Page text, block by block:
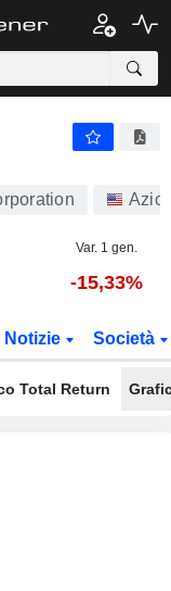
Var. 1 gen.
-15,33%
Notizie Società
Total Return